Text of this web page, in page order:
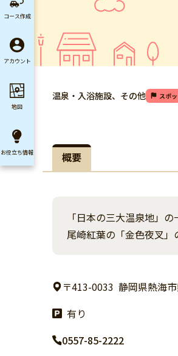
温泉・入浴施設、その他 スポ
概要
「日本の三大温泉地」
尾崎紅葉の「金色夜叉」
〒413-0033 静岡県熱海
有り
0557-85-2222
コース作成
アカウント
地図
お役立ち情報